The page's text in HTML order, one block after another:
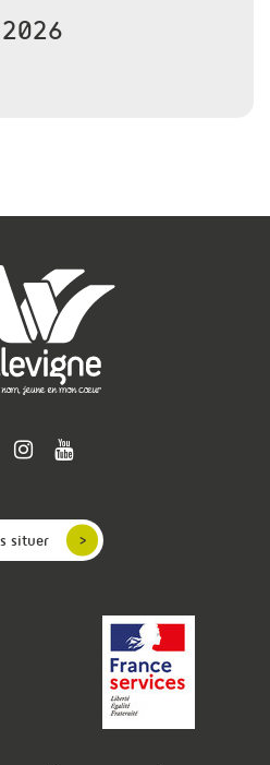
2026
situer